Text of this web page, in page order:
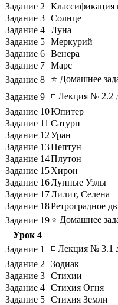
Задание 2
Классификация
Задание 3 Солнце
Задание 4 Луна
Задание 5 Меркурий
Задание 6 Венера
Задание 7 Марс
Задание 8
⭐ Домашнее
Задание 9
◽ Лекция № 2.2
Задание 10Юпитер
Задание 11 Сатурн
Задание 12Уран
Задание 13Нептун
Задание 14Плутон
Задание 15Хирон
Задание 16Лунные Узлы
Задание 17Лилит, Селена
Задание 18Ретроградное
Задание 19⭐ Домашнее
Урок 4
Задание 1
◽ Лекция № 3.1
Задание 2
Зодиак
Задание 3 Стихии
Задание 4 Стихия Огня
Задание 5 Стихия Земли